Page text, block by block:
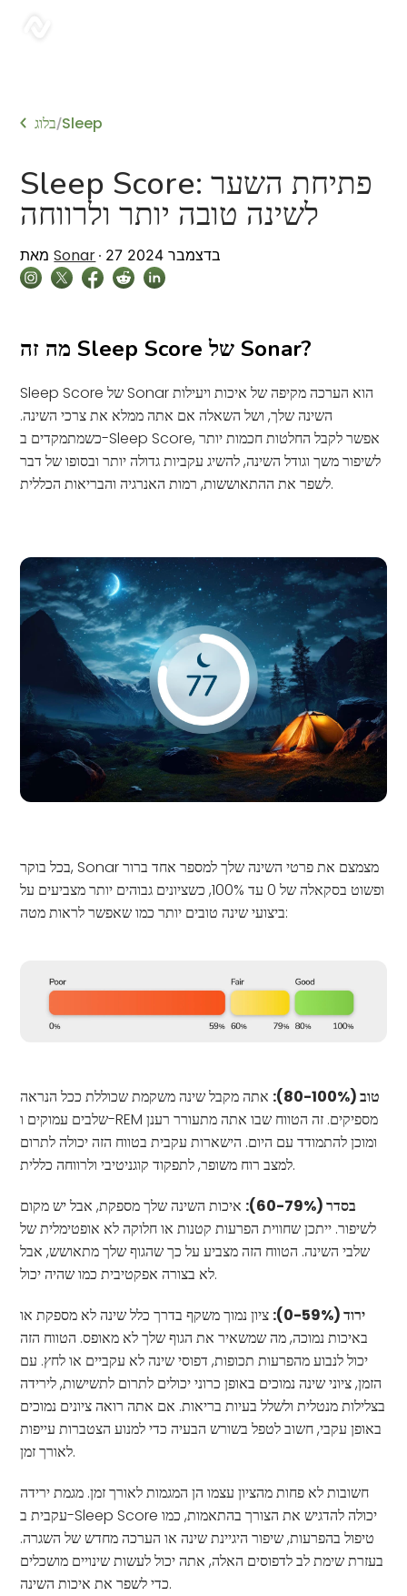
בלוג/Sleep
Sleep Score: פתיחת השער
לשינה טובה יותר ולרווחה
מאת Sonar 27 בדצמבר 2024
מה זה Sleep Score של Sonar?
Sleep Score של Sonar הוא הערכה מקיפה של איכות ויעילות
השינה שלך, ושל השאלה אם אתה ממלא את צרכי השינה.
כשמתמקדים ב-Sleep Score, אפשר לקבל החלטות חכמות יותר
לשיפור משך וגודל השינה, להשיג עקביות גדולה יותר ובסופו של דבר
לשפר את ההתאוששות, רמות האנרגיה והבריאות הכללית.
בכל בוקר, Sonar מצמצם את פרטי השינה שלך למספר אחד ברור
ופשוט בסקאלה של 0 עד 100%, כשציונים גבוהים יותר מצביעים על
ביצועי שינה טובים יותר כמו שאפשר לראות מטה:
טוב (80-100%):
אתה מקבל שינה משקמת שכוללת ככל הנראה
שלבים עמוקים ו-REM מספיקים. זה הטווח שבו אתה מתעורר רענן
ומוכן להתמודד עם היום. הישארות עקבית בטווח הזה יכולה לתרום
למצב רוח משופר, לתפקוד קוגניטיבי ולרווחה כללית.
בסדר (60-79%):
איכות השינה שלך מספקת, אבל יש מקום
לשיפור. ייתכן שחווית הפרעות קטנות או חלוקה לא אופטימלית של
שלבי השינה. הטווח הזה מצביע על כך שהגוף שלך מתאושש, אבל
לא בצורה אפקטיבית כמו שהיה יכול.
ירוד (0-59%):
ציון נמוך משקף בדרך כלל שינה לא מספקת או
באיכות נמוכה, מה שמשאיר את הגוף שלך לא מאופס. הטווח הזה
יכול לנבוע מהפרעות תכופות, דפוסי שינה לא עקביים או לחץ. עם
הזמן, ציוני שינה נמוכים באופן כרוני יכולים לתרום לתשישות, לירידה
בצלילות מנטלית ולשלל בעיות בריאות. אם אתה רואה ציונים נמוכים
באופן עקבי, חשוב לטפל בשורש הבעיה כדי למנוע הצטברות עייפות
לאורך זמן.
חשובות לא פחות מהציון עצמו הן המגמות לאורך זמן. מגמת ירידה
עקבית ב-Sleep Score יכולה להדגיש את הצורך בהתאמות, כמו
טיפול בהפרעות, שיפור היגיינת שינה או הערכה מחדש של השגרה.
בעזרת שימת לב לדפוסים האלה, אתה יכול לעשות שינויים מושכלים
כדי לשפר את איכות השינה.